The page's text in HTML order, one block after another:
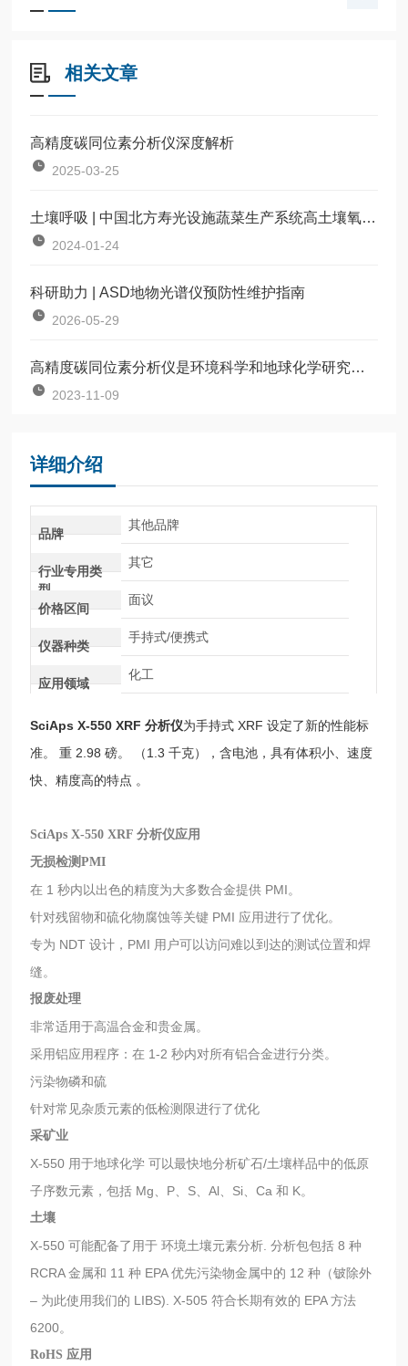
相关文章
高精度碳同位素分析仪深度解析
2025-03-25
土壤呼吸 | 中国北方寿光设施蔬菜生产系统高土壤氧化亚氮排放
2024-01-24
科研助力 | ASD地物光谱仪预防性维护指南
2026-05-29
高精度碳同位素分析仪是环境科学和地球化学研究的重要工具
2023-11-09
详细介绍
品牌
其他品牌
行业专用类
型
其它
价格区间
面议
仪器种类
手持式/便携式
应用领域
化工
SciApsX-550 XRF 分析仪为手持式 XRF 设定了新的性能标
准。 重 2.98 磅。 （1.3 千克），含电池，具有体积小、速度
快、精度高的特点 。
SciApsX-550 XRF 分析仪应用
无损检测PMI
在 1 秒内以出色的精度为大多数合金提供 PMI。
针对残留物和硫化物腐蚀等关键 PMI 应用进行了优化。
专为 NDT 设计，PMI 用户可以访问难以到达的测试位置和焊
缝。
报废处理
非常适用于高温合金和贵金属。
采用铝应用程序：在 1-2 秒内对所有铝合金进行分类。
污染物磷和硫
针对常见杂质元素的低检测限进行了优化
采矿业
X-550 用于地球化学 可以最快地分析矿石/土壤样品中的低原
子序数元素，包括 Mg、P、S、Al、Si、Ca 和 K。
土壤
X-550 可能配备了用于 环境土壤元素分析. 分析包包括 8 种
RCRA 金属和 11 种 EPA 优先污染物金属中的 12 种（铍除外
– 为此使用我们的 LIBS). X-505 符合长期有效的 EPA 方法
6200。
RoHS 应用